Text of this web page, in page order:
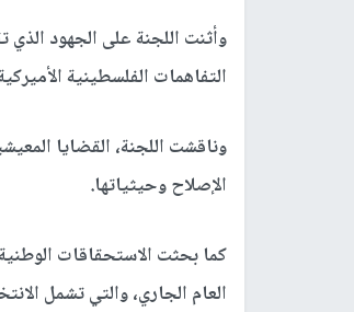
وأثنت اللجنة على الجهود
التفاهمات الفلسطينية
وناقشت اللجنة، القضايا
الإصلاح وحيثياتها.
كما بحثت الاستحقاقات
العام الجاري، والتي تشمل